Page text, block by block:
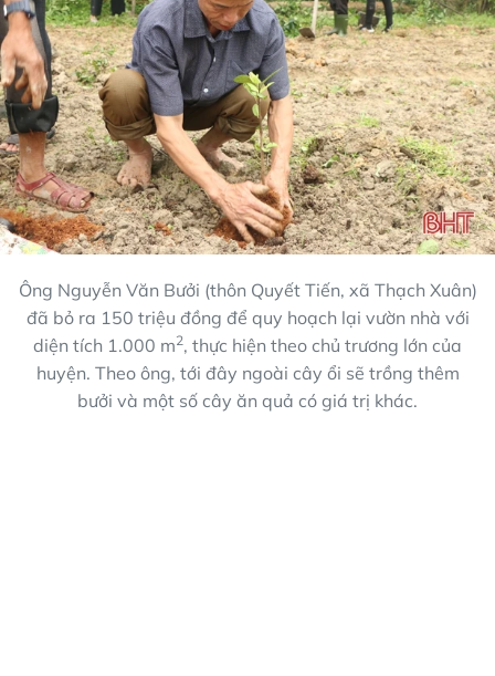
Ông Nguyễn Văn Bưởi (thôn Quyết Tiến, xã Thạch Xuân)
đã bỏ ra 150 triệu đồng để quy hoạch lại vườn nhà với
diện tích 1.000 m2, thực hiện theo chủ trương lớn của
huyện. Theo ông, tới đây ngoài cây ổi sẽ trồng thêm
bưởi và một số cây ăn quả có giá trị khác.